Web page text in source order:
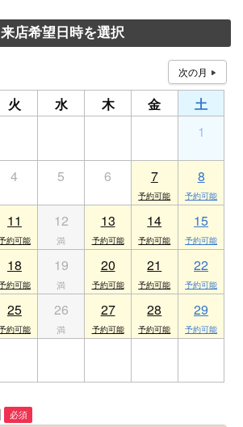
来店希望日時を選択
火 水 木 金
土
1
4 5 6 7 8
11 12 13 14 15
18 19 20 21 22
25 26 27 28 29
必須